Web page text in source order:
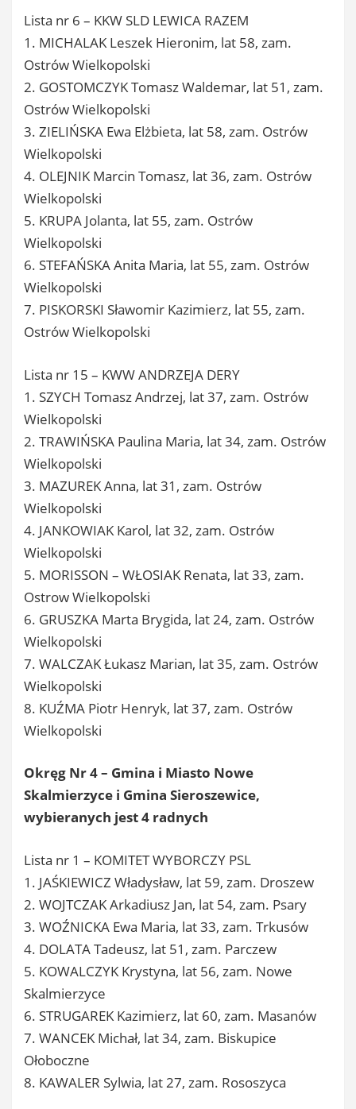
Lista nr 6 – KKW SLD LEWICA RAZEM
1. MICHALAK Leszek Hieronim, lat 58, zam.
Ostrów Wielkopolski
2. GOSTOMCZYK Tomasz Waldemar, lat 51, zam.
Ostrów Wielkopolski
3. ZIELIŃSKA Ewa Elżbieta, lat 58, zam. Ostrów
Wielkopolski
4. OLEJNIK Marcin Tomasz, lat 36, zam. Ostrów
Wielkopolski
5. KRUPA Jolanta, lat 55, zam. Ostrów
Wielkopolski
6. STEFAŃSKA Anita Maria, lat 55, zam. Ostrów
Wielkopolski
7. PISKORSKI Sławomir Kazimierz, lat 55, zam.
Ostrów Wielkopolski
Lista nr 15 – KWW ANDRZEJA DERY
1. SZYCH Tomasz Andrzej, lat 37, zam. Ostrów
Wielkopolski
2. TRAWIŃSKA Paulina Maria, lat 34, zam. Ostrów
Wielkopolski
3. MAZUREK Anna, lat 31, zam. Ostrów
Wielkopolski
4. JANKOWIAK Karol, lat 32, zam. Ostrów
Wielkopolski
5. MORISSON – WŁOSIAK Renata, lat 33, zam.
Ostrow Wielkopolski
6. GRUSZKA Marta Brygida, lat 24, zam. Ostrów
Wielkopolski
7. WALCZAK Łukasz Marian, lat 35, zam. Ostrów
Wielkopolski
8. KUŹMA Piotr Henryk, lat 37, zam. Ostrów
Wielkopolski
Okręg Nr 4 – Gmina i Miasto Nowe
Skalmierzyce i Gmina Sieroszewice,
wybieranych jest 4 radnych
Lista nr 1 – KOMITET WYBORCZY PSL
1. JAŚKIEWICZ Władysław, lat 59, zam. Droszew
2. WOJTCZAK Arkadiusz Jan, lat 54, zam. Psary
3. WOŹNICKA Ewa Maria, lat 33, zam. Trkusów
4. DOLATA Tadeusz, lat 51, zam. Parczew
5. KOWALCZYK Krystyna, lat 56, zam. Nowe
Skalmierzyce
6. STRUGAREK Kazimierz, lat 60, zam. Masanów
7. WANCEK Michał, lat 34, zam. Biskupice
Ołoboczne
8. KAWALER Sylwia, lat 27, zam. Rososzyca